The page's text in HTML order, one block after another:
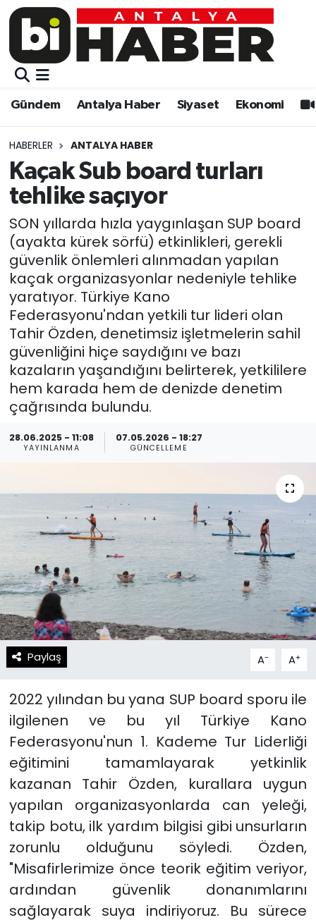
Gündem Antalya Haber Siyaset Ekonomi
HABERLER ANTALYA HABER
Kaçak Sub board turları
tehlike saçıyor
SON yıllarda hızla yaygınlaşan SUP board
(ayakta kürek sörfü) etkinlikleri, gerekli
güvenlik önlemleri alınmadan yapılan
kaçak organizasyonlar nedeniyle tehlike
yaratıyor. Türkiye Kano
Federasyonu'ndan yetkili tur lideri olan
Tahir Özden, denetimsiz işletmelerin sahil
güvenliğini hiçe saydığını ve bazı
kazaların yaşandığını belirterek, yetkililere
hem karada hem de denizde denetim
çağrısında bulundu.
28.06.2025 - 11:08
YAYINLANMA
07.05.2026 - 18:27
GÜNCELLEME
Paylaş A- A+
2022 yılından bu yana SUP board sporu ile
ilgilenen ve bu yıl Türkiye Kano
Federasyonu'nun 1. Kademe Tur Liderliği
eğitimini tamamlayarak yetkinlik
kazanan Tahir Özden, kurallara uygun
yapılan organizasyonlarda can yeleği,
takip botu, ilk yardım bilgisi gibi unsurların
zorunlu olduğunu söyledi. Özden,
"Misafirlerimize önce teorik eğitim veriyor,
ardından güvenlik donanımlarını
sağlayarak suya indiriyoruz. Bu sürece
Gündem
Siyaset
Ekonomi
Video
Eğitim
Kültür-sanat
Sağlık
Spor
Teknoloji
Resmi İlanlar
Gündem
Siyaset
Eğitim
Ekonomi
Kültür-sanat
Sağlık
Spor
Teknoloji
Yaşam
Künye
Gizlilik Sözleşmesi
Muratpaşa Nöbetçi Eczaneler
Muratpaşa Trafik Yoğunluk Haritası
Süper Lig Puan Durumu ve Fikstür
Tüm Manşetler
Son Dakika Haberleri
Haber Arşivi